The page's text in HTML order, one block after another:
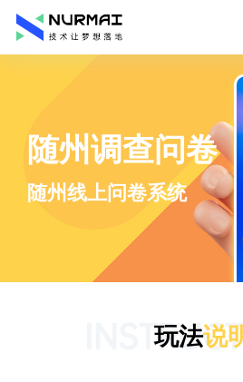
随州调查问卷
随州线上问卷系统
玩法说